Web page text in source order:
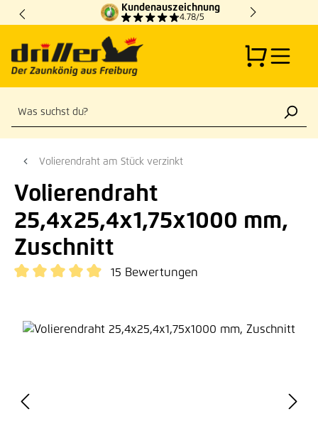
Zum Hauptinhalt springen
Kundenauszeichnung
4.78/5
Volierendraht am Stück verzinkt
Volierendraht
25,4x25,4x1,75x1000 mm,
Zuschnitt
15 Bewertungen
Bildergalerie überspringen